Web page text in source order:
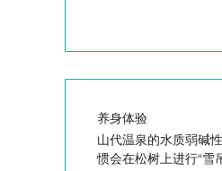
养身体验
山代温泉的水质弱碱
惯会在松树上进行“雪